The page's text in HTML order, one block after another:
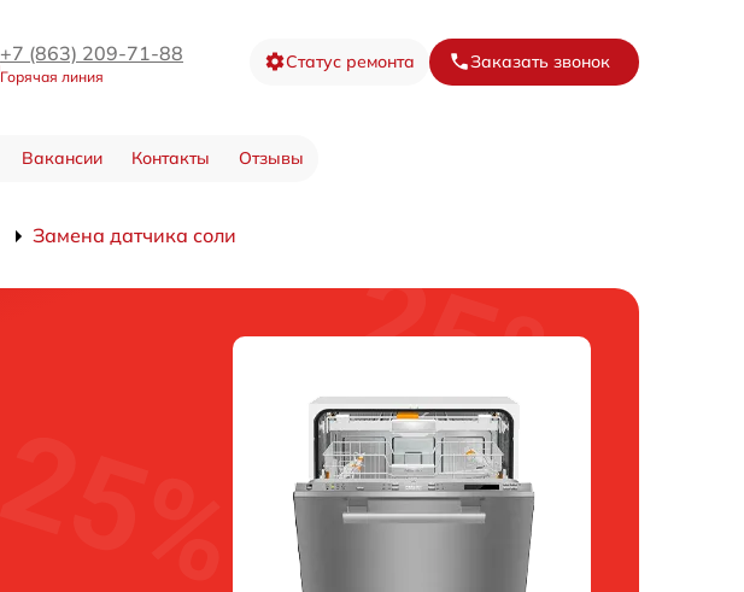
+7 (863) 209-71-88
Горячая линия
Статус ремонта Заказать звонок
Вакансии Контакты Отзывы
Замена датчика соли